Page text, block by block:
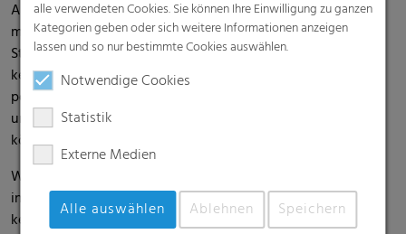
Am zweiten Tag der „Career Week“ hatte ich zusammen mit
meiner Kollegin, Samira Montag, die Gelegenheit, einzelne
Studierende im Rahmen von Zoom-Interviews näher
kennenzulernen – dabei haben wir uns natürlich auf
potenzielle Bewerber konzentriert, die aufgrund ihres Profils
und ihrer bisherigen Berufserfahrung gut zur RKW passen
könnten.
Wir waren begeistert von den spannenden und
inspirierenden Persönlichkeiten, die wir an diesem Tag
kennenlernen durften und freuen uns auf die weitere
alle verwendeten Cookies. Sie können Ihre Einwilligung zu ganzen
Kategorien geben oder sich weitere Informationen anzeigen
lassen und so nur bestimmte Cookies auswählen.
Notwendige Cookies
Statistik
Externe Medien
Alle auswählen Ablehnen Speichern